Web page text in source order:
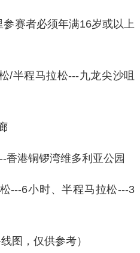
赛者必须年满16岁或以上
/半程马拉松---九龙尖沙咀
香港铜锣湾维多利亚公园
---6小时、半程马拉松---3
图，仅供参考）